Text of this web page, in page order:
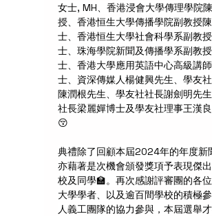
女士, MH、香港浸會大學傳理學院
授、香港恒生大學傳播學院副教授
士、香港恒生大學社會科學系副教
士、珠海學院新聞及傳播學系副教
士、香港大學應用英語中心高級講
士、資深傳媒人楊健興先生、學友
陳潤根先生、學友社社長謝劍明先
社長梁麗嬋博士及學友社理事王漢良
😚
典禮除了回顧本屆2024年的年度新
亦藉著是次機會頒發獎項予表現傑
校及同學🏫。再次感謝評審團的各
大學學者、以及逾百間學校的積極
人義工團隊的協力參與，本屆選舉